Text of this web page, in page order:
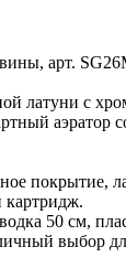
арт.
латуни с
аэратор
покрытие,
картридж.
50 см,
выбор